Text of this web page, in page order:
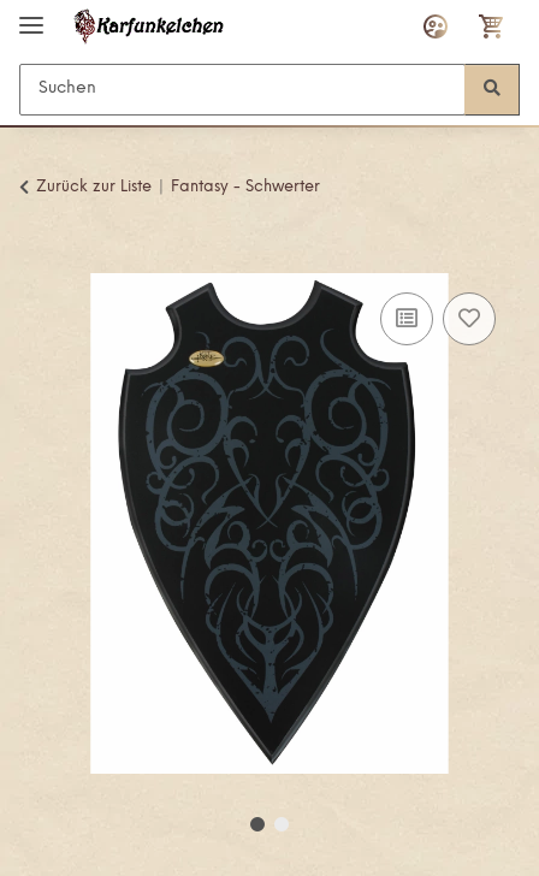
Zurück zur Liste Fantasy - Schwerter